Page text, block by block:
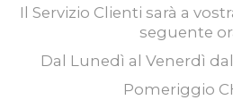
Il Servizio Clienti sarà a
seguente
Dal Lunedì al Venerdì
Pomeriggio